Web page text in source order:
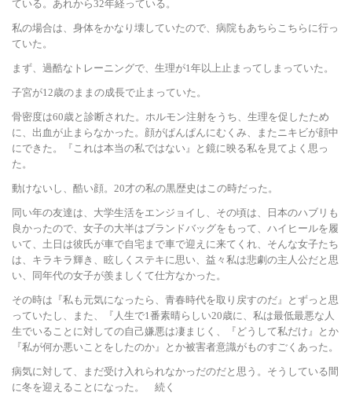
ている。あれから32年経っている。
私の場合は、身体をかなり壊していたので、病院もあちらこちらに行っ
ていた。
まず、過酷なトレーニングで、生理が1年以上止まってしまっていた。
子宮が12歳のままの成長で止まっていた。
骨密度は60歳と診断された。ホルモン注射をうち、生理を促したため
に、出血が止まらなかった。顔がぱんぱんにむくみ、またニキビが顔中
にできた。『これは本当の私ではない』と鏡に映る私を見てよく思っ
た。
動けないし、酷い顔。20才の私の黒歴史はこの時だった。
同い年の友達は、大学生活をエンジョイし、その頃は、日本のハブリも
良かったので、女子の大半はブランドバッグをもって、ハイヒールを履
いて、土日は彼氏が車で自宅まで車で迎えに来てくれ、そんな女子たち
は、キラキラ輝き、眩しくステキに思い、益々私は悲劇の主人公だと思
い、同年代の女子が羨ましくて仕方なかった。
その時は『私も元気になったら、青春時代を取り戻すのだ』とずっと思
っていたし、また、『人生で1番素晴らしい20歳に、私は最低最悪な人
生でいることに対しての自己嫌悪は凄まじく、『どうして私だけ』とか
『私が何か悪いことをしたのか』とか被害者意識がものすごくあった。
病気に対して、まだ受け入れられなかっだのだと思う。そうしている間
に冬を迎えることになった。 続く